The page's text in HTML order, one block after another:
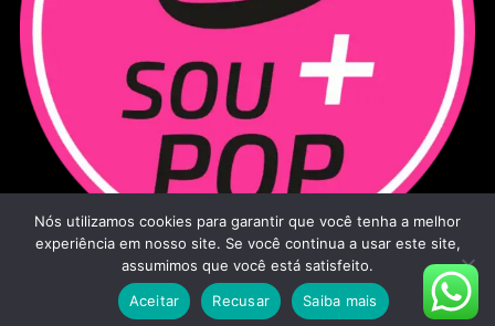
Sou Mais Pop - 2026 Todos os direitos reservados.
Nós utilizamos cookies para garantir que você tenha a melhor
experiência em nosso site. Se você continua a usar este site,
assumimos que você está satisfeito.
Aceitar
Recusar Saiba mais